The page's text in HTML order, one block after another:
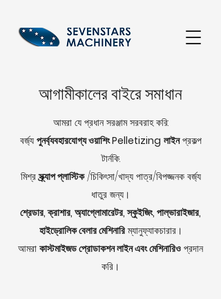
আগামীকালের বাইরে সমাধান
আমরা যে প্রধান সরঞ্জাম সরবরাহ করি:
বর্জ্য পুনর্ব্যবহারযোগ্য ওয়াশিং Pelletizing লাইনপ্রকল্প
টার্নকি.
মিশ্রস্ক্র্যাপ প্লাস্টিক/চিকিৎসা/খাদ্য পাত্র/বিপজ্জনক বর্জ্য
ধাতুর জন্য।
শ্রেডার, ক্রাশার, অ্যাগ্লোমারেটর, স্কুইজিং, পাল্ভারাইজার,
হাইড্রোলিক বেলার মেশিনারিম্যানুফ্যাকচারার।
আমরা কাস্টমাইজড প্রোডাকশন লাইন এবং মেশিনারিও প্রদান
করি।